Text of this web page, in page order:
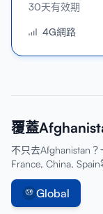
30天有效期
4G網路
覆蓋
不只去Afghanistan
France, China, Spain
Global